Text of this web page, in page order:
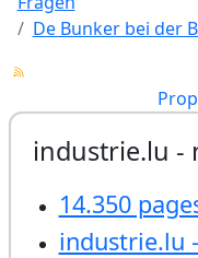
De Bunker bei der
industrie.lu -
14.350
industrie.lu